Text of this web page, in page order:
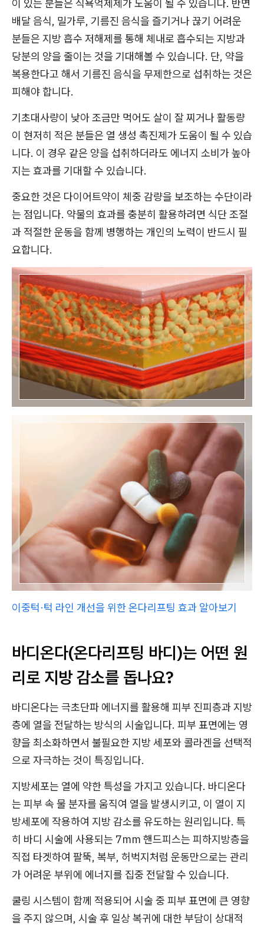
이 있는 분들은 식욕억제제가 도움이 될 수 있습니다. 반면
배달 음식, 밀가루, 기름진 음식을 즐기거나 끊기 어려운
분들은 지방 흡수 저해제를 통해 체내로 흡수되는 지방과
당분의 양을 줄이는 것을 기대해볼 수 있습니다. 단, 약을
복용한다고 해서 기름진 음식을 무제한으로 섭취하는 것은
피해야 합니다.
기초대사량이 낮아 조금만 먹어도 살이 잘 찌거나 활동량
이 현저히 적은 분들은 열 생성 촉진제가 도움이 될 수 있습
니다. 이 경우 같은 양을 섭취하더라도 에너지 소비가 높아
지는 효과를 기대할 수 있습니다.
중요한 것은 다이어트약이 체중 감량을 보조하는 수단이라
는 점입니다. 약물의 효과를 충분히 활용하려면 식단 조절
과 적절한 운동을 함께 병행하는 개인의 노력이 반드시 필
요합니다.
이중턱·턱 라인 개선을 위한 온다리프팅 효과 알아보기
바디온다(온다리프팅 바디)는 어떤 원
리로 지방 감소를 돕나요?
바디온다는 극초단파 에너지를 활용해 피부 진피층과 지방
층에 열을 전달하는 방식의 시술입니다. 피부 표면에는 영
향을 최소화하면서 불필요한 지방 세포와 콜라겐을 선택적
으로 자극하는 것이 특징입니다.
지방세포는 열에 약한 특성을 가지고 있습니다. 바디온다
는 피부 속 물 분자를 움직여 열을 발생시키고, 이 열이 지
방세포에 작용하여 지방 감소를 유도하는 원리입니다. 특
히 바디 시술에 사용되는 7mm 핸드피스는 피하지방층을
직접 타겟하여 팔뚝, 복부, 허벅지처럼 운동만으로는 관리
가 어려운 부위에 에너지를 집중 전달할 수 있습니다.
쿨링 시스템이 함께 적용되어 시술 중 피부 표면에 큰 영향
을 주지 않으며, 시술 후 일상 복귀에 대한 부담이 상대적